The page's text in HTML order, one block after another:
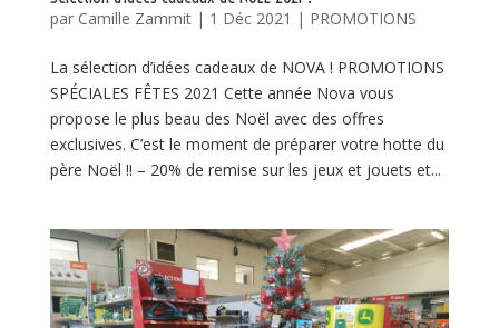
par Camille Zammit| 1 Déc 2021 | PROMOTIONS
La sélection d’idées cadeaux de NOVA ! PROMOTIONS
SPÉCIALES FÊTES 2021 Cette année Nova vous
propose le plus beau des Noël avec des offres
exclusives. C’est le moment de préparer votre hotte du
père Noël !! – 20% de remise sur les jeux et jouets et...